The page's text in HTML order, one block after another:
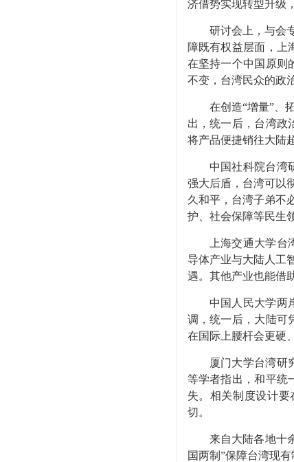
济借势实现转型升级
研讨会上，与会专
障既有权益层面，上
在坚持一个中国原则
不变，台湾民众的政
在创造“增量”、拓
出，统一后，台湾政
将产品便捷销往大陆
中国社科院台湾研
强大后盾，台湾可以
久和平，台湾子弟不
护、社会保障等民生
上海交通大学台湾
导体产业与大陆人工
遇。其他产业也能借
中国人民大学两岸
调，统一后，大陆可
在国际上腰杆会更硬
厦门大学台湾研究
等学者指出，和平统
失。相关制度设计
切。
来自大陆各地十余
国两制”保障台湾现